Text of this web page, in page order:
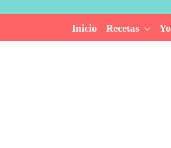
Inicio Recetas Yo